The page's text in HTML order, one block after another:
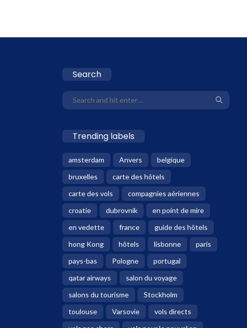
Search
Trending labels
amsterdam Anvers
belgique
bruxelles
carte des hôtels
carte des vols
compagnies aériennes
croatie
dubrovnik
en point de mire
en vedette
france
guide des hôtels
hong Kong
hôtels lisbonne
paris
pays-bas
Pologne
portugal
qatar airways
salon du voyage
salons du tourisme
Stockholm
toulouse
Varsovie
vols directs